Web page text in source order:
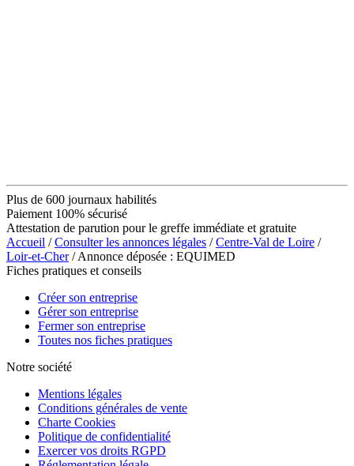
Plus de 600 journaux habilités
Paiement 100% sécurisé
Attestation de parution pour le greffe immédiate et gratuite
Accueil /Consulter les annonces légales /Centre-Val de Loire /
Loir-et-Cher/ Annonce déposée : EQUIMED
Fiches pratiques et conseils
Créer son entreprise
Gérer son entreprise
Fermer son entreprise
Toutes nos fiches pratiques
Notre société
Mentions légales
Conditions générales de vente
Charte Cookies
Politique de confidentialité
Exercer vos droits RGPD